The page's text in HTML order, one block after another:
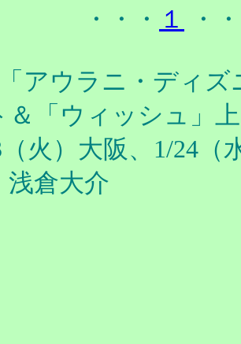
・・ １ ・
「アウラニ・ディ
＆「ウィッシュ」
（火）大阪、1/24
浅倉大介